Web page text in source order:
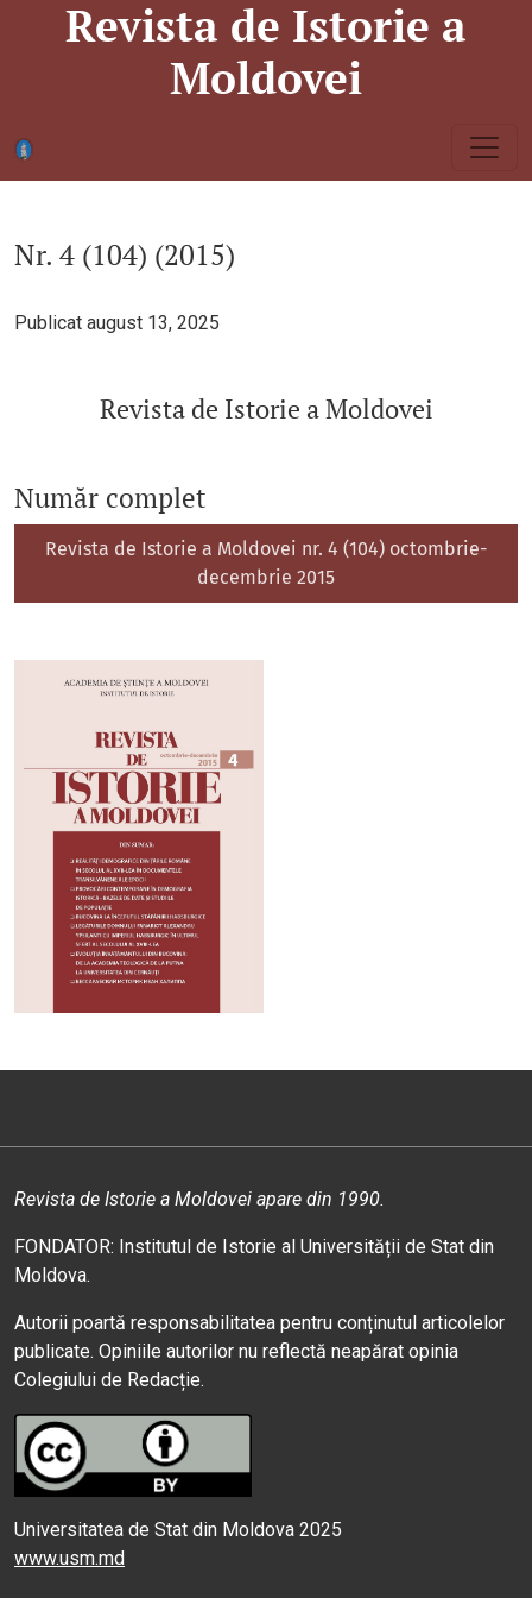
Nr. 4 (104) (2015): Revista de Istorie a Moldovei
Revista de Istorie a
Moldovei
Nr. 4 (104) (2015)
Publicat august 13, 2025
Revista de Istorie a Moldovei
Număr complet
Revista de Istorie a Moldovei nr. 4 (104) octombrie-
decembrie 2015
Revista de Istorie a Moldovei apare din 1990.
FONDATOR: Institutul de Istorie al Universității de Stat din
Moldova.
Autorii poartă responsabilitatea pentru conținutul articolelor
publicate. Opiniile autorilor nu reflectă neapărat opinia
Colegiului de Redacție.
Universitatea de Stat din Moldova 2025
www.usm.md